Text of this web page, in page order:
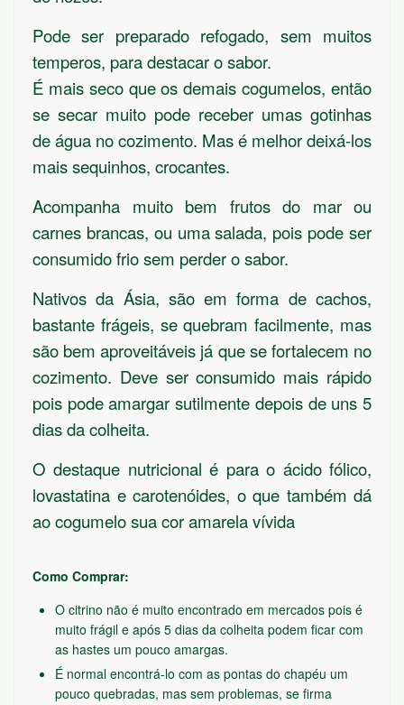
Pode ser preparado refogado, sem muitos
temperos, para destacar o sabor.
É mais seco que os demais cogumelos, então
se secar muito pode receber umas gotinhas
de água no cozimento. Mas é melhor deixá-los
mais sequinhos, crocantes.
Acompanha muito bem frutos do mar ou
carnes brancas, ou uma salada, pois pode ser
consumido frio sem perder o sabor.
Nativos da Ásia, são em forma de cachos,
bastante frágeis, se quebram facilmente, mas
são bem aproveitáveis já que se fortalecem no
cozimento. Deve ser consumido mais rápido
pois pode amargar sutilmente depois de uns 5
dias da colheita.
O destaque nutricional é para o ácido fólico,
lovastatina e carotenóides, o que também dá
ao cogumelo sua cor amarela vívida
Como Comprar:
O citrino não é muito encontrado em mercados pois é
muito frágil e após 5 dias da colheita podem ficar com
as hastes um pouco amargas.
É normal encontrá-lo com as pontas do chapéu um
pouco quebradas, mas sem problemas, se firma